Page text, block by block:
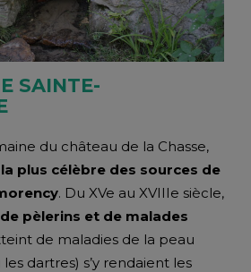
SAINTE-
du château de la Chasse,
la plus célèbre des sources de
. Du XVe au XVIIIe siècle,
pèlerins et de malades
de maladies de la peau
dartres) s’y rendaient les